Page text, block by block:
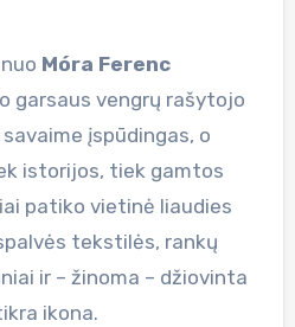
Móra Ferenc
garsaus vengrų rašytojo
įspūdingas, o
istorijos, tiek gamtos
patiko vietinė liaudies
tekstilės, rankų
ir – žinoma – džiovinta
ikona.